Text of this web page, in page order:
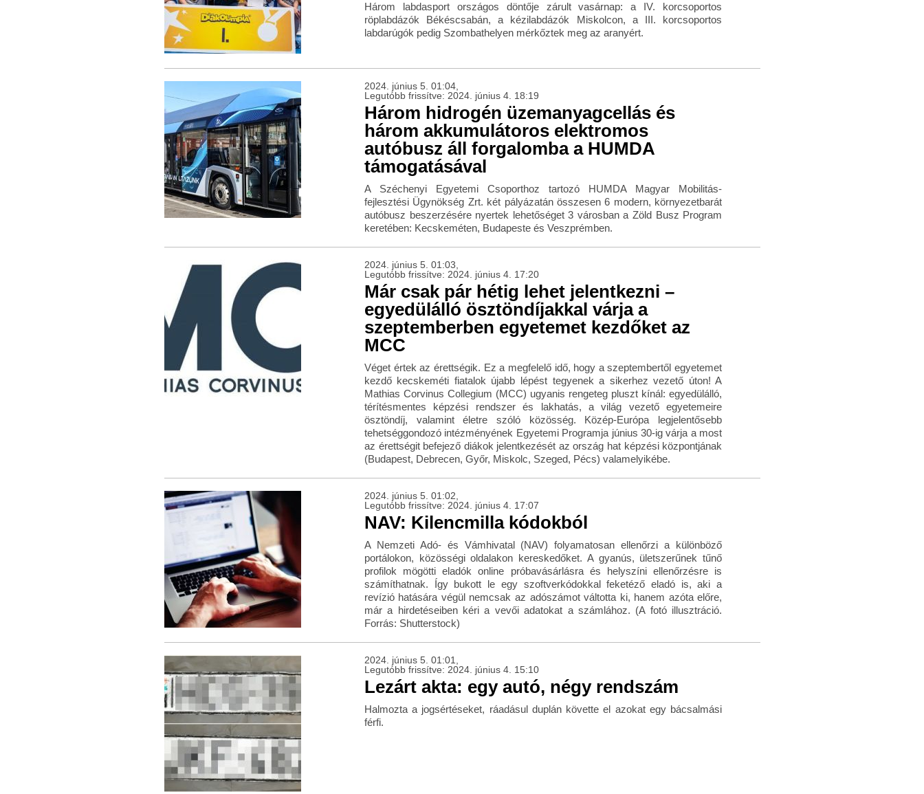
Három labdasport országos döntője zárult vasárnap: a IV. korcsoportos
röplabdázók Békéscsabán, a kézilabdázók Miskolcon, a III. korcsoportos
labdarúgók pedig Szombathelyen mérkőztek meg az aranyért.
2024. június 5. 01:04,
Legutóbb frissítve: 2024. június 4. 18:19
Három hidrogén üzemanyagcellás és
három akkumulátoros elektromos
autóbusz áll forgalomba a HUMDA
támogatásával
A Széchenyi Egyetemi Csoporthoz tartozó HUMDA Magyar Mobilitás-
fejlesztési Ügynökség Zrt. két pályázatán összesen 6 modern, környezetbarát
autóbusz beszerzésére nyertek lehetőséget 3 városban a Zöld Busz Program
keretében: Kecskeméten, Budapeste és Veszprémben.
2024. június 5. 01:03,
Legutóbb frissítve: 2024. június 4. 17:20
Már csak pár hétig lehet jelentkezni –
egyedülálló ösztöndíjakkal várja a
szeptemberben egyetemet kezdőket az
MCC
Véget értek az érettségik. Ez a megfelelő idő, hogy a szeptembertől egyetemet
kezdő kecskeméti fiatalok újabb lépést tegyenek a sikerhez vezető úton! A
Mathias Corvinus Collegium (MCC) ugyanis rengeteg pluszt kínál: egyedülálló,
térítésmentes képzési rendszer és lakhatás, a világ vezető egyetemeire
ösztöndíj, valamint életre szóló közösség. Közép-Európa legjelentősebb
tehetséggondozó intézményének Egyetemi Programja június 30-ig várja a most
az érettségit befejező diákok jelentkezését az ország hat képzési központjának
(Budapest, Debrecen, Győr, Miskolc, Szeged, Pécs) valamelyikébe.
2024. június 5. 01:02,
Legutóbb frissítve: 2024. június 4. 17:07
NAV: Kilencmilla kódokból
A Nemzeti Adó- és Vámhivatal (NAV) folyamatosan ellenőrzi a különböző
portálokon, közösségi oldalakon kereskedőket. A gyanús, ületszerűnek tűnő
profilok mögötti eladók online próbavásárlásra és helyszíni ellenőrzésre is
számíthatnak. Így bukott le egy szoftverkódokkal feketéző eladó is, aki a
revízió hatására végül nemcsak az adószámot váltotta ki, hanem azóta előre,
már a hirdetéseiben kéri a vevői adatokat a számlához. (A fotó illusztráció.
Forrás: Shutterstock)
2024. június 5. 01:01,
Legutóbb frissítve: 2024. június 4. 15:10
Lezárt akta: egy autó, négy rendszám
Halmozta a jogsértéseket, ráadásul duplán követte el azokat egy bácsalmási
férfi.